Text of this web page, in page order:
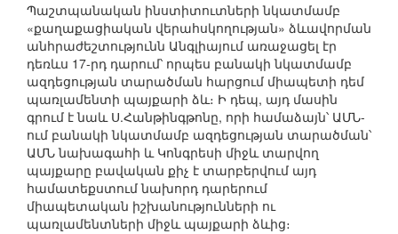
Պաշտպանական ինստիտուտների նկատմամբ
«քաղաքացիական վերահսկողության» ձևավորման
անհրաժեշտությունն Անգլիայում առաջացել էր
դեռևս 17-րդ դարում՝ որպես բանակի նկատմամբ
ազդեցության տարածման հարցում միապետի դեմ
պառլամենտի պայքարի ձև։ Ի դեպ, այդ մասին
գրում է նաև Ս.Հանթինգթոնը, որի համաձայն՝ ԱՄՆ-
ում բանակի նկատմամբ ազդեցության տարածման՝
ԱՄՆ նախագահի և Կոնգրեսի միջև տարվող
պայքարը բավական քիչ է տարբերվում այդ
համատեքստում նախորդ դարերում
միապետական իշխանությունների ու
պառլամենտների միջև պայքարի ձևից։